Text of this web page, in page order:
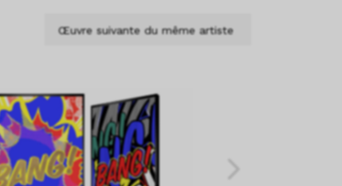
Œuvre suivante du même artiste